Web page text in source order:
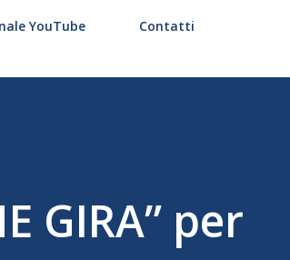
YouTube Contatti
GIRA” per